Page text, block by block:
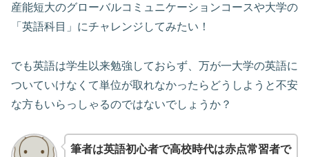
産能短大のグローバルコミュニケーションコースや大学の
「英語科目」にチャレンジしてみたい！
でも英語は学生以来勉強しておらず、万が一大学の英語に
ついていけなくて単位が取れなかったらどうしようと不安
な方もいらっしゃるのではないでしょうか？
筆者は英語初心者で高校時代は赤点常習者で